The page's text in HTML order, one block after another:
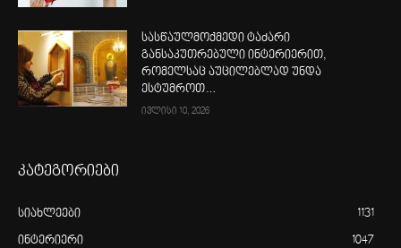
სასწაულმოქმედი ტაძარი
განსაკუთრებული ინტერიერით,
რომელსაც აუცილებლად უნდა
ესტუმროთ…
ივლისი 10, 2026
კატეგორიები
სიახლეები 1131
ინტერიერი 1047